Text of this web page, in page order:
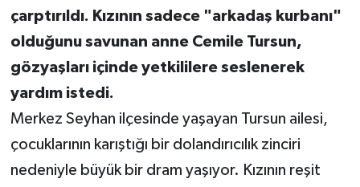
çarptırıldı. Kızının sadece "arkadaş kurbanı"
olduğunu savunan anne Cemile Tursun,
gözyaşları içinde yetkililere seslenerek
yardım istedi.
Merkez Seyhan ilçesinde yaşayan Tursun ailesi,
çocuklarının karıştığı bir dolandırıcılık zinciri
nedeniyle büyük bir dram yaşıyor. Kızının reşit